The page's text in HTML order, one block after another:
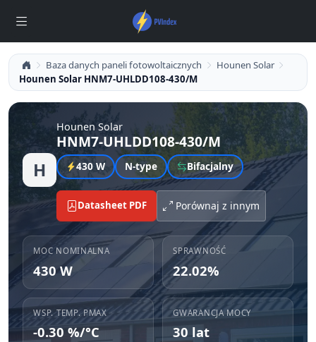
Baza danych paneli fotowoltaicznych
Hounen Solar
Hounen Solar HNM7-UHLDD108-430/M
H
Hounen Solar
HNM7-UHLDD108-430/M
430 W N-type Bifacjalny
Datasheet PDF Porównaj z innym
MOC NOMINALNA
430 W
SPRAWNOŚĆ
22.02%
WSP. TEMP. PMAX
-0.30 %/°C
GWARANCJA MOCY
30 lat